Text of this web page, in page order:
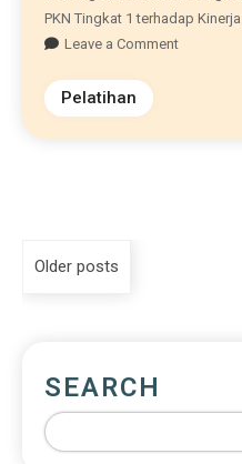
PKN Tingkat 1 terhadap
Leave a Comment
Pelatihan
Older posts
SEARCH